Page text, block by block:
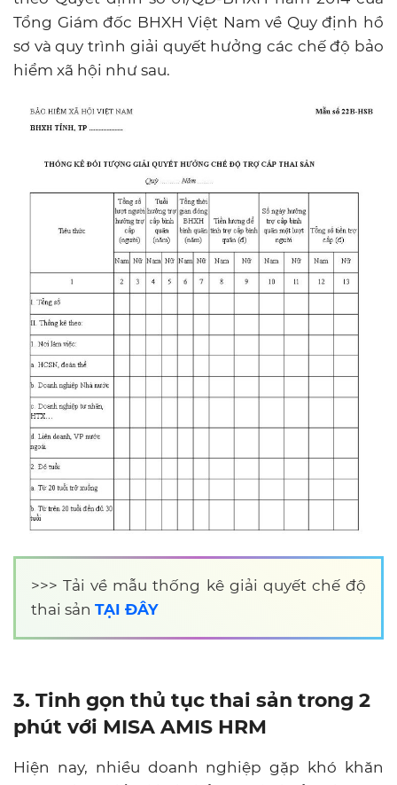
Tổng Giám đốc BHXH Việt Nam về Quy định hồ
sơ và quy trình giải quyết hưởng các chế độ bảo
hiểm xã hội như sau.
>>>Tải về mẫu thống kê giải quyết chế độ
thai sản TẠI ĐÂY
3. Tinh gọn thủ tục thai sản trong 2
phút với MISA AMIS HRM
Hiện nay, nhiều doanh nghiệp gặp khó khăn